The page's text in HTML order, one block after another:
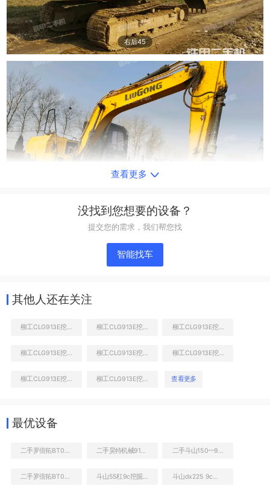
右后45
查看更多
没找到您想要的设备？
提交您的需求，我们帮您找
智能找车
其他人还在关注
查看更多
最优设备